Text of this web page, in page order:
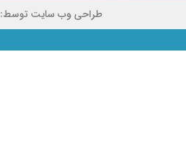
طراحی وب سایت توسط: